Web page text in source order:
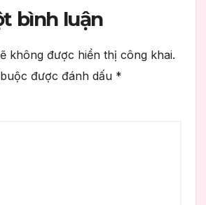
bình luận
không được hiển thị công khai.
được đánh dấu *